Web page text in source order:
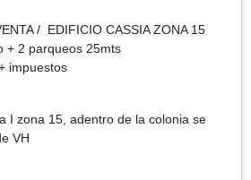
/ EDIFICIO CASSIA ZONA 15
+ 2 parqueos 25mts
impuestos
I zona 15, adentro de la colonia se
VH